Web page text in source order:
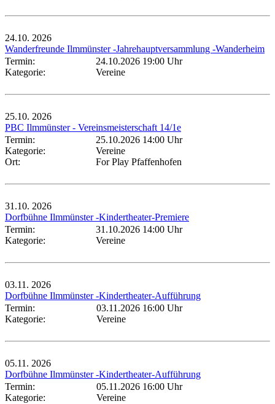
24.10. 2026
Wanderfreunde Ilmmünster -Jahrehauptversammlung -Wanderheim
Termin:
24.10.2026 19:00 Uhr
Kategorie:
Vereine
25.10. 2026
PBC Ilmmünster - Vereinsmeisterschaft 14/1e
Termin:
25.10.2026 14:00 Uhr
Kategorie:
Vereine
Ort:
For Play Pfaffenhofen
31.10. 2026
Dorfbühne Ilmmünster -Kindertheater-Premiere
Termin:
31.10.2026 14:00 Uhr
Kategorie:
Vereine
03.11. 2026
Dorfbühne Ilmmünster -Kindertheater-Aufführung
Termin:
03.11.2026 16:00 Uhr
Kategorie:
Vereine
05.11. 2026
Dorfbühne Ilmmünster -Kindertheater-Aufführung
Termin:
05.11.2026 16:00 Uhr
Kategorie:
Vereine